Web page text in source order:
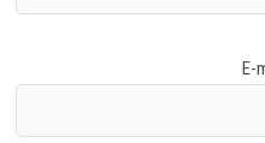
E-